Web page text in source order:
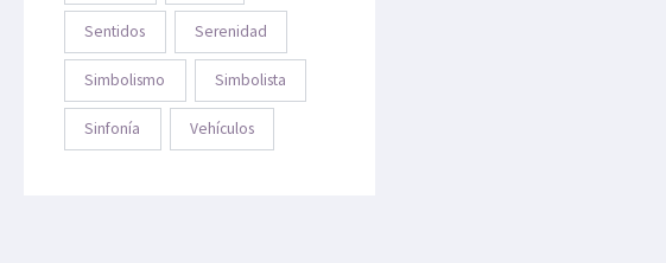
Sentidos Serenidad
Simbolismo Simbolista
Sinfonía Vehículos